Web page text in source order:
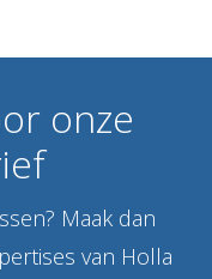
onze
Maak dan
van Holla